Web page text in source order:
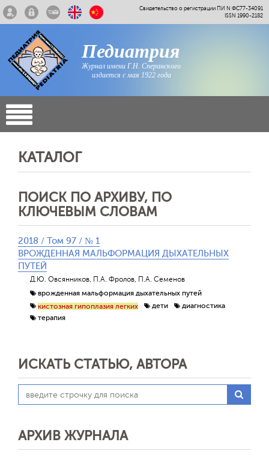
Свидетельство о регистрации ПИ N ФС77-34091
ISSN 1990-2182
Педиатрия
Журнал имени Г.Н. Сперанского
издается с мая 1922 года
КАТАЛОГ
ПОИСК ПО АРХИВУ, ПО
КЛЮЧЕВЫМ СЛОВАМ
2018 / Том 97 / № 1
ВРОЖДЕННАЯ МАЛЬФОРМАЦИЯ ДЫХАТЕЛЬНЫХ
ПУТЕЙ
Д.Ю. Овсянников, П.А. Фролов, П.А. Семенов
врожденная мальформация дыхательных путей
кистозная гипоплазия легких
дети
диагностика
терапия
ИСКАТЬ СТАТЬЮ, АВТОРА
АРХИВ ЖУРНАЛА